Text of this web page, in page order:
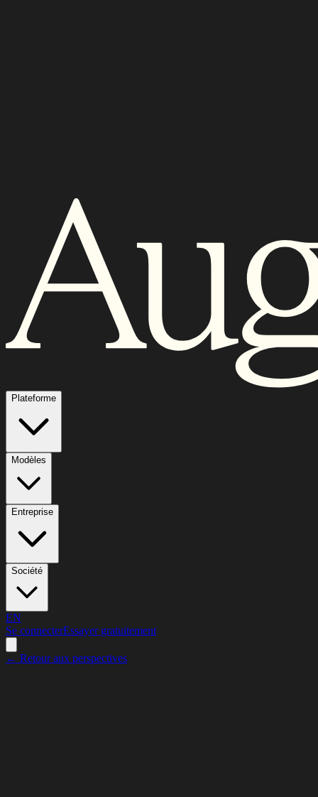
Plateforme
Modèles
Entreprise
Société
EN
Se connecterEssayer gratuitement
← Retour aux perspectives